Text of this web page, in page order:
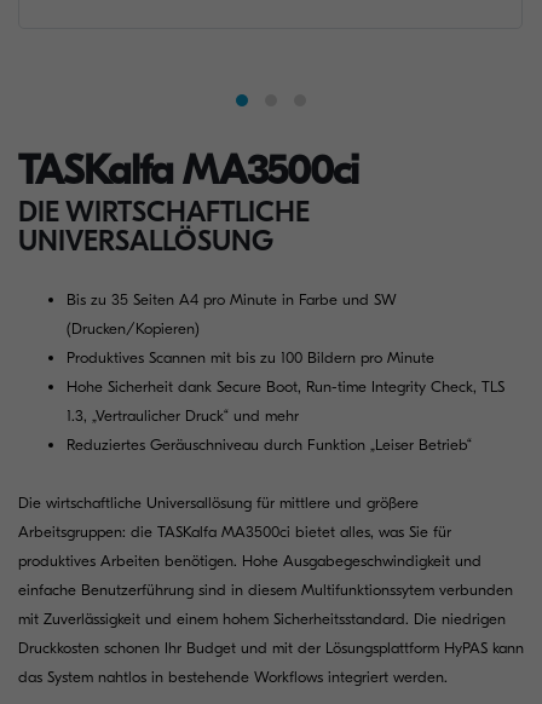
TASKalfa MA3500ci
DIE WIRTSCHAFTLICHE
UNIVERSALLÖSUNG
Bis zu 35 Seiten A4 pro Minute in Farbe und SW
(Drucken/Kopieren)
Produktives Scannen mit bis zu 100 Bildern pro Minute
Hohe Sicherheit dank Secure Boot, Run-time Integrity Check, TLS
1.3, „Vertraulicher Druck“ und mehr
Reduziertes Geräuschniveau durch Funktion „Leiser Betrieb“
Die wirtschaftliche Universallösung für mittlere und größere
Arbeitsgruppen: die TASKalfa MA3500ci bietet alles, was Sie für
produktives Arbeiten benötigen. Hohe Ausgabegeschwindigkeit und
einfache Benutzerführung sind in diesem Multifunktionssytem verbunden
mit Zuverlässigkeit und einem hohem Sicherheitsstandard. Die niedrigen
Druckkosten schonen Ihr Budget und mit der Lösungsplattform HyPAS kann
das System nahtlos in bestehende Workflows integriert werden.